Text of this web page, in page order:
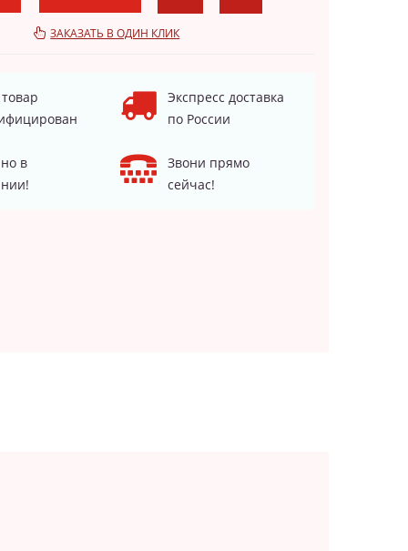
ЗАКАЗАТЬ В ОДИН КЛИК
Экспресс доставка
по России
в
Звони прямо
сейчас!